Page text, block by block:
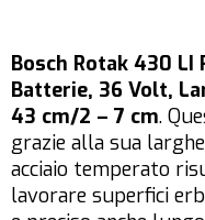
Bosch Rotak 430 LI
Batterie, 36 Volt,
43 cm/2 – 7 cm.
grazie alla sua
acciaio temperato
lavorare superfici